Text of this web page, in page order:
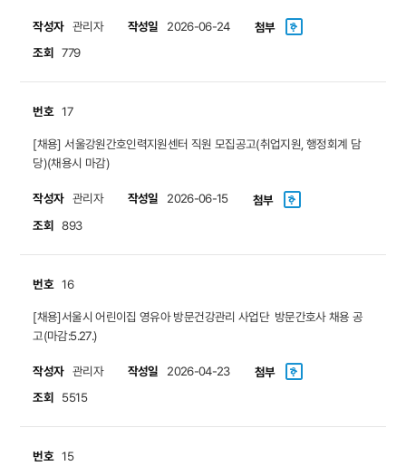
작성자 관리자 작성일 2026-06-24
첨부
조회 779
번호 17
[채용] 서울강원간호인력지원센터 직원 모집공고(취업지원, 행정회계 담
당)(채용시 마감)
작성자 관리자 작성일 2026-06-15
첨부
조회 893
번호 16
[채용]서울시 어린이집 영유아 방문건강관리 사업단 방문간호사 채용 공
고(마감:5.27.)
작성자 관리자 작성일 2026-04-23
첨부
조회 5515
번호 15